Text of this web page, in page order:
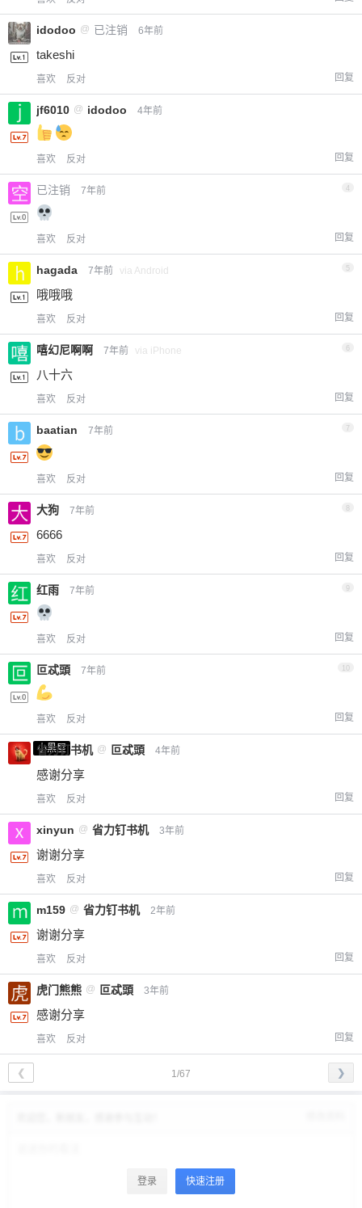
idodoo @ 已注销 6年前
takeshi
喜欢 反对 回复
jf6010 @ idodoo 4年前
喜欢 反对 回复
已注销 7年前 4
喜欢 反对 回复
hagada 7年前 via Android 5
哦哦哦
喜欢 反对 回复
嘻幻尼啊啊 7年前 via iPhone 6
八十六
喜欢 反对 回复
baatian 7年前 7
喜欢 反对 回复
大狗 7年前
6666
喜欢 反对 回复
红雨 7年前 9
喜欢 反对 回复
叵忒頭 7年前 10
喜欢 反对 回复
小黑屋
省力钉书机 @ 叵忒頭 4年前
感谢分享
喜欢 反对 回复
xinyun @ 省力钉书机 3年前
谢谢分享
喜欢 反对 回复
m159 @ 省力钉书机 2年前
谢谢分享
喜欢 反对 回复
虎门熊熊 @ 叵忒頭 3年前
感谢分享
喜欢 反对 回复
1/67
❮ ❯
登录 快速注册